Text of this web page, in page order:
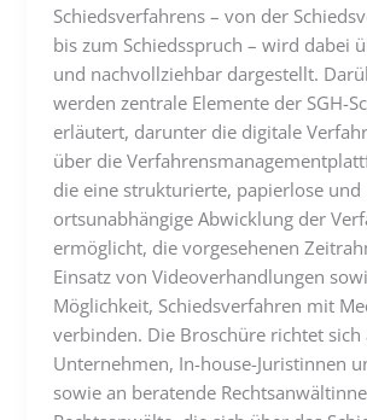
Schiedsverfahrens – von der
bis zum Schiedsspruch – wird dabei
und nachvollziehbar dargestellt.
werden zentrale Elemente der SGH-
erläutert, darunter die digitale
über die
die eine strukturierte, papierlose und
ortsunabhängige Abwicklung der
ermöglicht, die vorgesehenen
Einsatz von Videoverhandlungen
Möglichkeit, Schiedsverfahren mit
verbinden. Die Broschüre richtet sich
Unternehmen, In-house-Juristinnen
sowie an beratende